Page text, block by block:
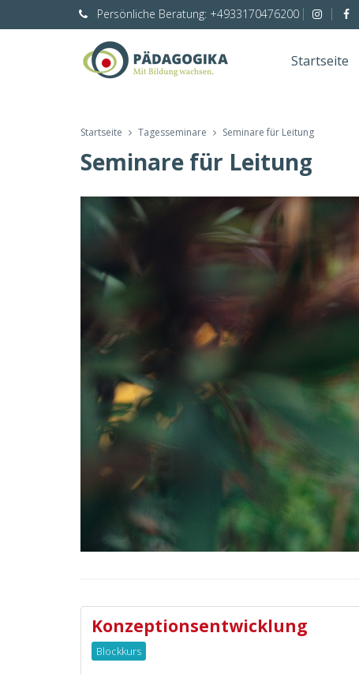
Persönliche Beratung: +4933170476200
Startseite
Startseite Tagesseminare Seminare für Leitung
Seminare für Leitung
Konzeptionsentwicklung
Blockkurs